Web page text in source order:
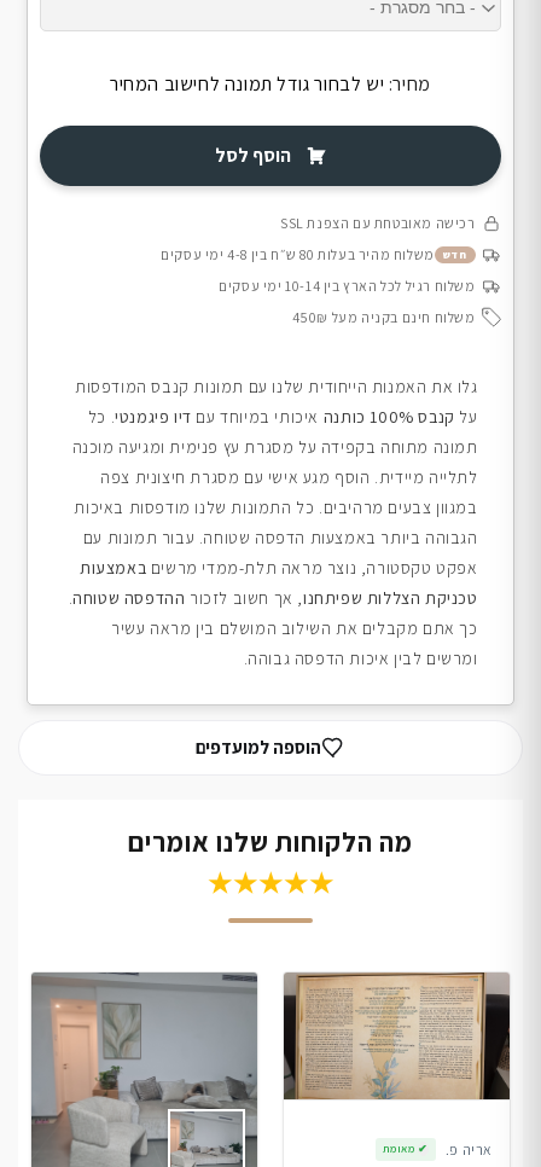
מחיר: יש לבחור גודל תמונה לחישוב המחיר
הוסף לסל
רכישה מאובטחת עם הצפנת SSL
חדש
משלוח מהיר בעלות 80 ש״ח בין 4-8 ימי עסקים
משלוח רגיל לכל הארץ בין 10-14 ימי עסקים
משלוח חינם בקניה מעל 450₪
גלו את האמנות הייחודית שלנו עם תמונות קנבס המודפסות
על קנבס 100% כותנה איכותי במיוחד עם דיו פיגמנטי. כל
תמונה מתוחה בקפידה על מסגרת עץ פנימית ומגיעה מוכנה
לתלייה מיידית. הוסף מגע אישי עם מסגרת חיצונית צפה
במגוון צבעים מרהיבים. כל התמונות שלנו מודפסות באיכות
הגבוהה ביותר באמצעות הדפסה שטוחה. עבור תמונות עם
אפקט טקסטורה, נוצר מראה תלת-ממדי מרשים באמצעות
טכניקת הצללות שפיתחנו, אך חשוב לזכור ההדפסה שטוחה.
כך אתם מקבלים את השילוב המושלם בין מראה עשיר
ומרשים לבין איכות הדפסה גבוהה.
הוספה למועדפים
מה הלקוחות שלנו אומרים
★★★★★
אריה פ. ✔ מאומת